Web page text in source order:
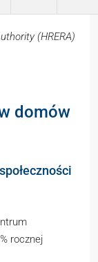
(HRERA)
domów
rocznej